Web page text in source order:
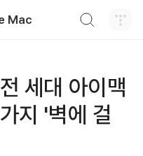
Mac
세대 아이맥
지 '벽에 걸